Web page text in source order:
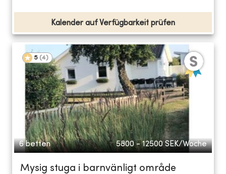
Kalender auf Verfügbarkeit prüfen
5 (4)
6 betten 5800 - 12500 SEK/Woche
Mysig stuga i barnvänligt område